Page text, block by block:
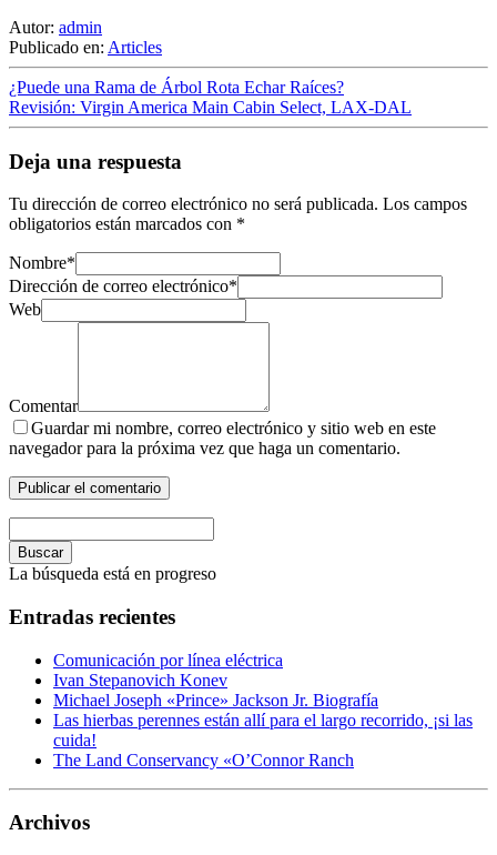
Autor: admin
Publicado en: Articles
¿Puede una Rama de Árbol Rota Echar Raíces?
Revisión: Virgin America Main Cabin Select, LAX-DAL
Deja una respuesta
Tu dirección de correo electrónico no será publicada. Los campos
obligatorios están marcados con *
Nombre*
Dirección de correo electrónico*
Web
Comentar
Guardar mi nombre, correo electrónico y sitio web en este
navegador para la próxima vez que haga un comentario.
Buscar
La búsqueda está en progreso
Entradas recientes
Comunicación por línea eléctrica
Ivan Stepanovich Konev
Michael Joseph «Prince» Jackson Jr. Biografía
Las hierbas perennes están allí para el largo recorrido, ¡si las
cuida!
The Land Conservancy «O’Connor Ranch
Archivos